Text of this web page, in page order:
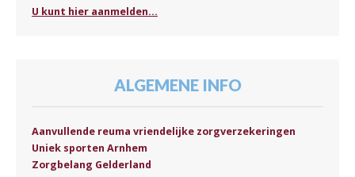
U kunt hier aanmelden...
ALGEMENE INFO
Aanvullende reuma vriendelijke zorgverzekeringen
Uniek sporten Arnhem
Zorgbelang Gelderland